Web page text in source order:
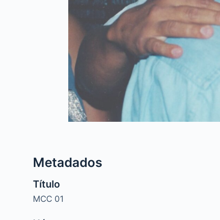
Metadados
Título
MCC 01